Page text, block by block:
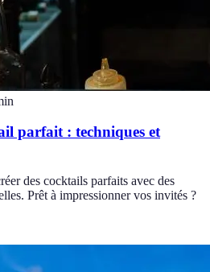
parfait : techniques et
des cocktails parfaits avec des
Prêt à impressionner vos invités ?